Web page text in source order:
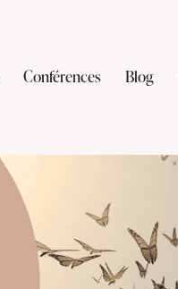
Conférences Blog